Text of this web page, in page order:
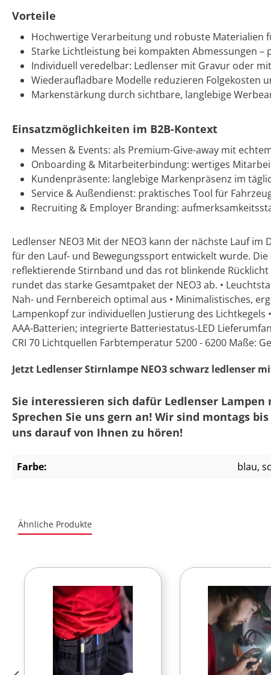
Vorteile
Hochwertige Verarbeitung und robuste Materialien
Starke Lichtleistung bei kompakten Abmessungen –
Individuell veredelbar: Ledlenser mit Gravur oder
Wiederaufladbare Modelle reduzieren Folgekosten
Markenstärkung durch sichtbare, langlebige
Einsatzmöglichkeiten im B2B-Kontext
Messen & Events: als Premium-Give-away mit
Onboarding & Mitarbeiterbindung: wertiges
Kundenpräsente: langlebige Markenpräsenz im
Service & Außendienst: praktisches Tool für
Recruiting & Employer Branding:
Ledlenser NEO3 Mit der NEO3 kann der nächste Lauf
für den Lauf- und Bewegungssport entwickelt wurde.
reflektierende Stirnband und das rot blinkende
rundet das starke Gesamtpaket der NEO3 ab. •
Nah- und Fernbereich optimal aus • Minimalistisches,
Lampenkopf zur individuellen Justierung des
AAA-Batterien; integrierte Batteriestatus-LED
CRI 70 Lichtquellen Farbtemperatur 5200 - 6200 Maße:
Jetzt Ledlenser Stirnlampe NEO3 schwarz ledlenser
Sie interessieren sich dafür Ledlenser Lampen
Sprechen Sie uns gern an! Wir sind montags
uns darauf von Ihnen zu hören!
Farbe: blau,
Ähnliche Produkte